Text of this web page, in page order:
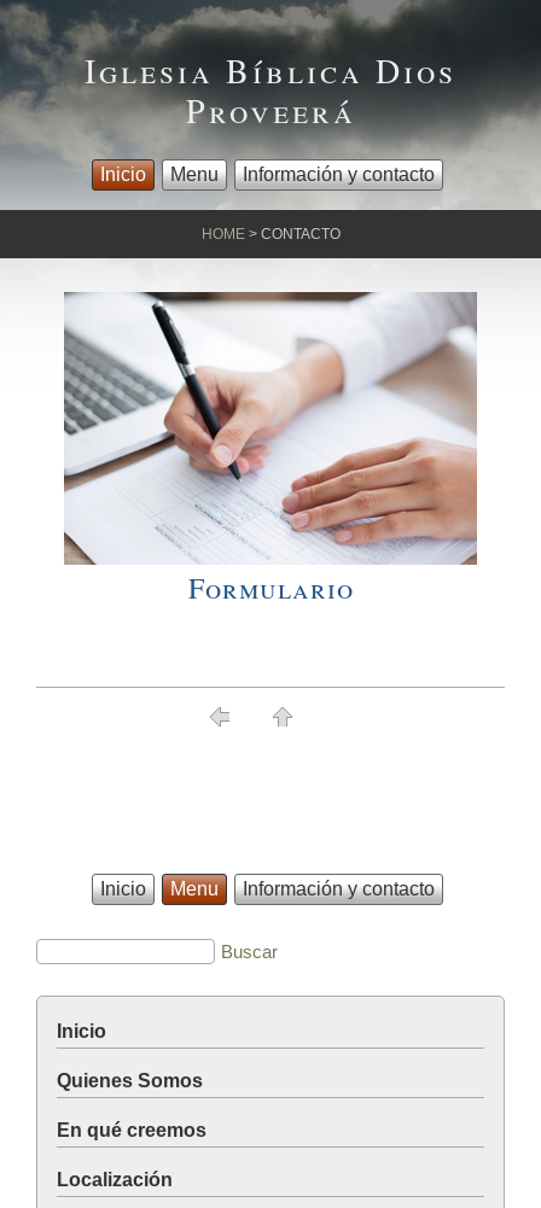
Iglesia Bíblica Dios
Proveerá
Inicio Menu Información y contacto
HOME> CONTACTO
Formulario
Inicio Menu Información y contacto
Inicio
Quienes Somos
En qué creemos
Localización